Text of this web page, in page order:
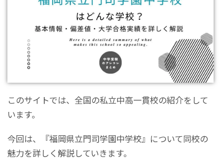
このサイトでは、全国の私立中高一貫校の紹介をして
います。
今回は、『福岡県立門司学園中学校』について同校の
魅力を詳しく解説していきます。